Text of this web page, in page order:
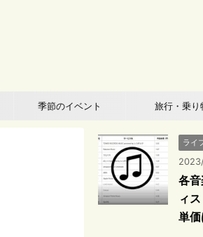
季節のイベント 旅行・乗り
ライ
各
ィ
単価